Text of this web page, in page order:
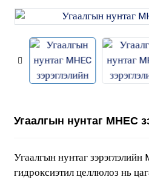
Угаалгын нунтаг MHEC
Угаалгын нунтаг зэрэглэлийн
гидроксиэтил целлюлоз нь